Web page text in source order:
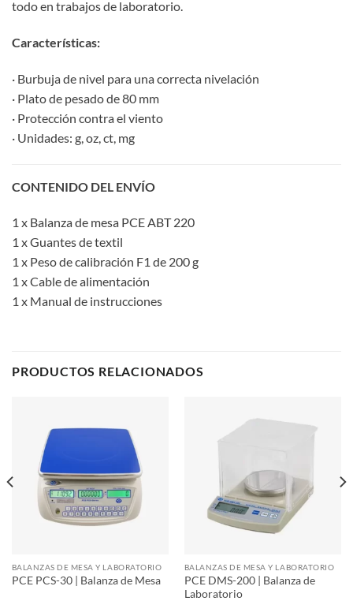
todo en trabajos de laboratorio.
Características:
· Burbuja de nivel para una correcta nivelación
· Plato de pesado de 80 mm
· Protección contra el viento
· Unidades: g, oz, ct, mg
CONTENIDO DEL ENVÍO
1 x Balanza de mesa PCE ABT 220
1 x Guantes de textil
1 x Peso de calibración F1 de 200 g
1 x Cable de alimentación
1 x Manual de instrucciones
PRODUCTOS RELACIONADOS
BALANZAS DE MESA Y LABORATORIO
PCE PCS-30 | Balanza de Mesa
BALANZAS DE MESA Y LABORATORIO
PCE DMS-200 | Balanza de
Laboratorio